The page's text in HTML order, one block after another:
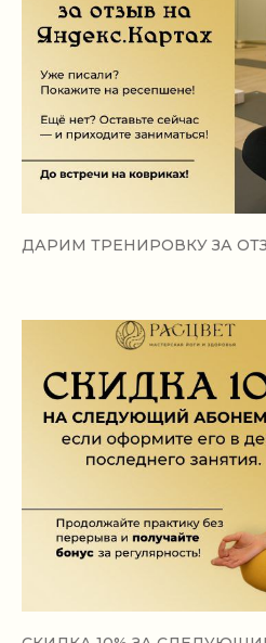
ДАРИМ ТРЕНИРОВКУ ЗА